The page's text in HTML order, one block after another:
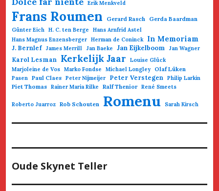
Erik Menkveld
Frans Roumen Gerard Rasch Gerda Baardman
Günter Eich H. C. ten Berge
Hans Arnfrid Astel
Hans Magnus Enzensberger Herman de Coninck In Memoriam
J. Bernlef James Merrill Jan Baeke Jan Eijkelboom Jan Wagner
Karol Lesman Kerkelijk Jaar
Louise Glück
Marjoleine de Vos Marko Fondse Michael Longley Olaf Lüken
Pasen Paul Claes Peter Nijmeijer Peter Verstegen Philip Larkin
Piet Thomas Rainer Maria Rilke Ralf Thenior René Smeets
Roberto Juarroz Rob Schouten Romenu Sarah Kirsch
Oude Skynet Teller